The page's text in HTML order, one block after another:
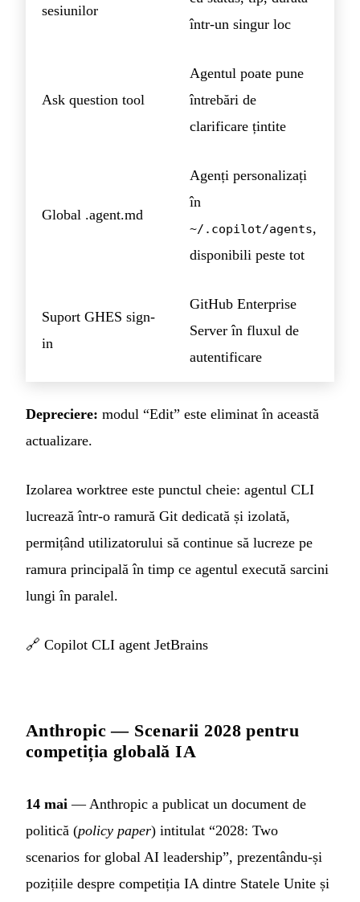
sesiunilor
într-un singur loc
Ask question tool
Agentul poate pune
întrebări de
clarificare țintite
Global .agent.md
Agenți personalizați
în
~/.copilot/agents,
disponibili peste tot
Suport GHES sign-
in
GitHub Enterprise
Server în fluxul de
autentificare
Depreciere: modul “Edit” este eliminat în această
actualizare.
Izolarea worktree este punctul cheie: agentul CLI
lucrează într-o ramură Git dedicată și izolată,
permițând utilizatorului să continue să lucreze pe
ramura principală în timp ce agentul execută sarcini
lungi în paralel.
🔗 Copilot CLI agent JetBrains
Anthropic — Scenarii 2028 pentru
competiția globală IA
14 mai — Anthropic a publicat un document de
politică (policy paper) intitulat “2028: Two
scenarios for global AI leadership”, prezentându-și
pozițiile despre competiția IA dintre Statele Unite și